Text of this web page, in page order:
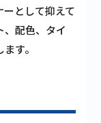
として抑えて
、配色、タイ
す。